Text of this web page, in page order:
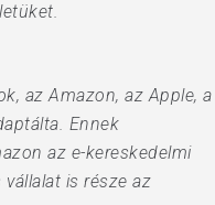
az Amazon, az Apple, a
Ennek
az e-kereskedelmi
is része az